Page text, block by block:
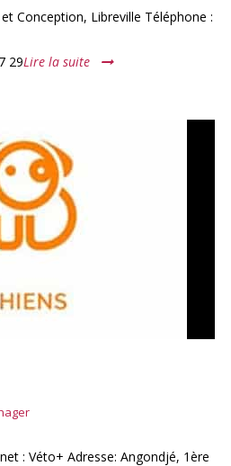
Conception, Libreville Téléphone :
29Lire la suite
: Véto+ Adresse: Angondjé, 1ère